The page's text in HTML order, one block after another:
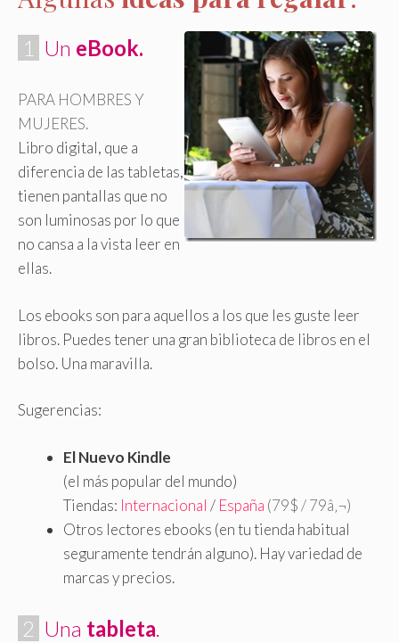
1 Un eBook.
PARA HOMBRES Y
MUJERES.
Libro digital, que a
diferencia de las tabletas,
tienen pantallas que no
son luminosas por lo que
no cansa a la vista leer en
ellas.
Los ebooks son para aquellos a los que les guste leer
libros. Puedes tener una gran biblioteca de libros en el
bolso. Una maravilla.
Sugerencias:
El Nuevo Kindle
(el más popular del mundo)
Tiendas: Internacional / España (79$ / 79â‚¬)
Otros lectores ebooks (en tu tienda habitual
seguramente tendrán alguno). Hay variedad de
marcas y precios.
2 Una tableta.